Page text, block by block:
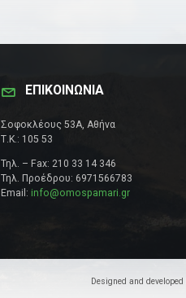
ΕΠΙΚΟΙΝΩΝΊΑ
Σοφοκλέους 53Α, Αθήνα
Τ.Κ.: 105 53
Τηλ. – Fax: 210 33 14 346
Τηλ. Προέδρου: 6971566783
Email: info@omospamari.gr
Designed and developed